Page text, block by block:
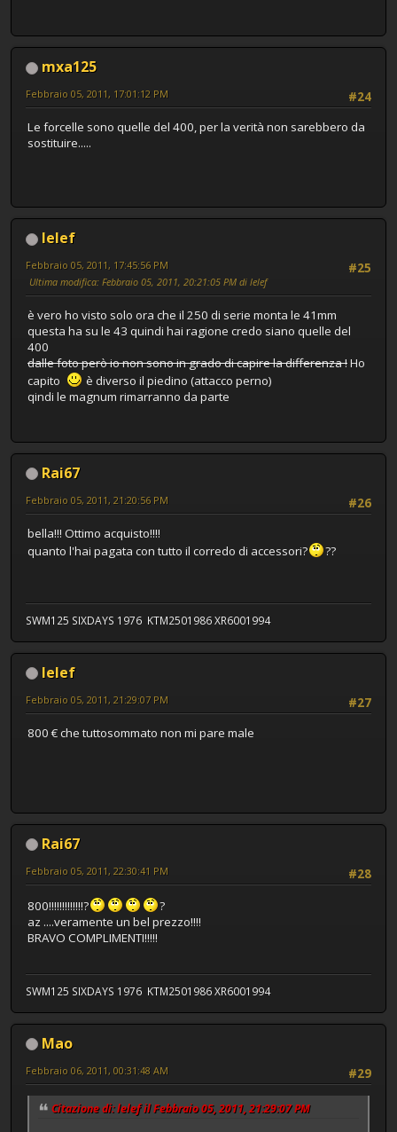
mxa125
#24
Febbraio 05, 2011, 17:01:12 PM
Le forcelle sono quelle del 400, per la verità non sarebbero da
sostituire.....
lelef
#25
Febbraio 05, 2011, 17:45:56 PM
Ultima modifica: Febbraio 05, 2011, 20:21:05 PM di lelef
è vero ho visto solo ora che il 250 di serie monta le 41mm
questa ha su le 43 quindi hai ragione credo siano quelle del
400
dalle foto però io non sono in grado di capire la differenza !Ho
capito
è diverso il piedino (attacco perno)
qindi le magnum rimarranno da parte
Rai67
#26
Febbraio 05, 2011, 21:20:56 PM
bella!!! Ottimo acquisto!!!!
quanto l'hai pagata con tutto il corredo di accessori?
??
SWM125 SIXDAYS 1976 KTM2501986 XR6001994
lelef
#27
Febbraio 05, 2011, 21:29:07 PM
800 € che tuttosommato non mi pare male
Rai67
#28
Febbraio 05, 2011, 22:30:41 PM
800!!!!!!!!!!!!!?
?
az ....veramente un bel prezzo!!!!
BRAVO COMPLIMENTI!!!!!
SWM125 SIXDAYS 1976 KTM2501986 XR6001994
Mao
#29
Febbraio 06, 2011, 00:31:48 AM
Citazione di: lelef il Febbraio 05, 2011, 21:29:07 PM